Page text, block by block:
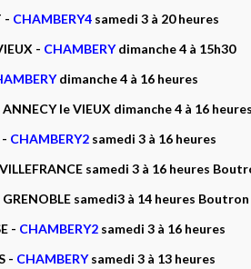
- CHAMBERY4 samedi 3 à 20 heures
- CHAMBERYdimanche 4 à 15h30
dimanche 4 à 16 heures
le VIEUX dimanche 4 à 16
CHAMBERY2 samedi 3 à 16 heures
samedi 3 à 16 heures
samedi3 à 14 heures Boutron
- CHAMBERY2 samedi 3 à 16 heures
- CHAMBERYsamedi 3 à 13 heures